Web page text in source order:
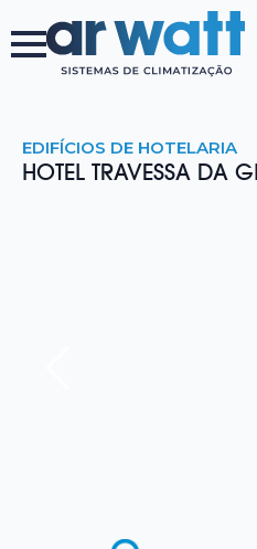
EDIFÍCIOS DE HOTELARIA
HOTEL TRAVESSA DA